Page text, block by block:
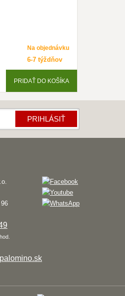
Na objednávku
6-7 týždňov
PRIDAŤ DO KOŠÍKA
PRIHLÁSIŤ